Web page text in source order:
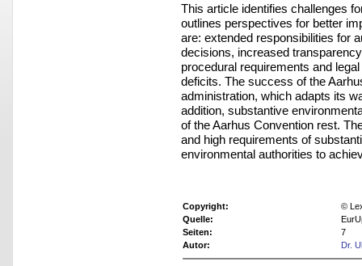
This article identifies challenges
outlines perspectives for better
are: extended responsibilities for
decisions, increased
procedural requirements and
deficits. The success of the
administration, which adapts its
addition, substantive
of the Aarhus Convention rest.
and high requirements of
environmental authorities to
Copyright:
©
Quelle:
Seiten:
7
Autor:
Dr.